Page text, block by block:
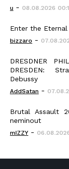
u - 08.08.2026
Enter the
bizzaro -
DRESDNER
DRESDEN:
Debussy
AddSatan -
Brutal Assault
neminout
mIZZY -